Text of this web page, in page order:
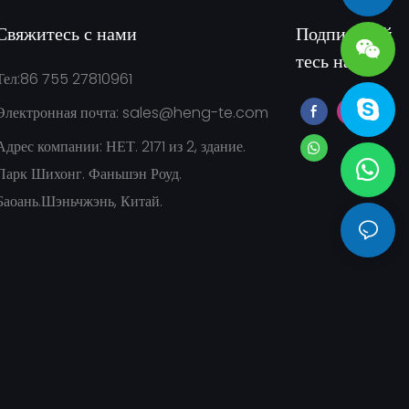
с нами
755 27810961
почта: sales@heng-te.com
компании: НЕТ. 2171 из 2, здание.
Шихонг. Фаньшэн Роуд.
Китай.
Подписывай
тесь на нас